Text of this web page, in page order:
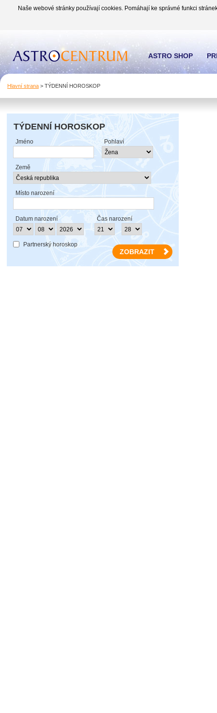
Naše webové stránky používají cookies. Pomáhají ke správné funkci
Hlavní strana > TÝDENNÍ HOROSKOP
TÝDENNÍ HOROSKOP
Jméno Pohlaví
Země
Místo narození
Datum narození Čas narození
Partnerský horoskop
ASTRO SHOP